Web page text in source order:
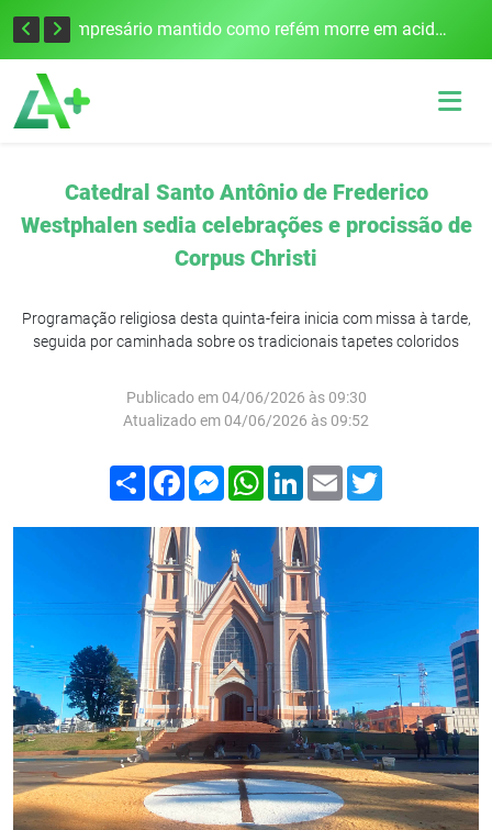
Edital para construção de ponte entre Itapiranga e Barra do Guarita deve ser lançado no segundo semestre Empresário mantido como refém morre em acidente após assalto em Cerro Largo
Catedral Santo Antônio de Frederico
Westphalen sedia celebrações e procissão de
Corpus Christi
Programação religiosa desta quinta-feira inicia com missa à tarde,
seguida por caminhada sobre os tradicionais tapetes coloridos
Publicado em 04/06/2026 às 09:30
Atualizado em 04/06/2026 às 09:52
Compartilhar
FacebookMessenger
WhatsApp
LinkedIn
Email